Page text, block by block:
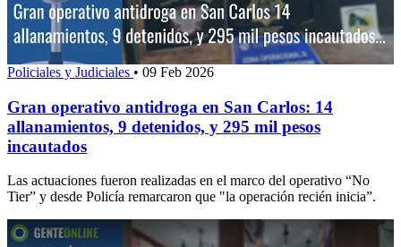
Policiales y Judiciales • 09 Feb 2026
Gran operativo antidroga en San Carlos: 14
allanamientos, 9 detenidos, y 295 mil pesos
incautados
Las actuaciones fueron realizadas en el marco del operativo “No
Tier” y desde Policía remarcaron que "la operación recién inicia”.